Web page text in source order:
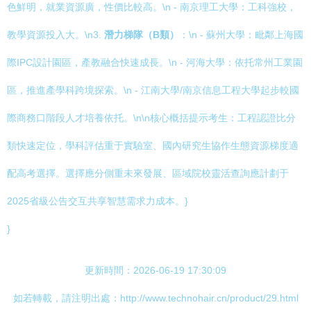
色鮮明，就業資源廣，性價比較高。\n - 南京理工大學：工科強校，
教學資源投入大。\n3. 潛力梯隊（B類） ：\n - 蘇州大學：毗鄰上海國
際IPC設計園區，產教融合快速成長。\n - 河海大學：依托常州工業園
區，推進產學科跨境探索。\n - 江南大學/南京信息工程大學起步較國
際商務口階段人才培養依托。\n\n核心概括提示考生：工程認證比分
類快速定位，學科評估重于實驗室、國內研究生協作生態資源梯度適
配高考選擇。選擇應分側重未來發展、區域院校靈活查詢應計劃于
2025省級公告交互共享智慧需求力成本。}
}
更新時間：2026-06-19 17:30:09
如若轉載，請注明出處：http://www.technohair.cn/product/29.html